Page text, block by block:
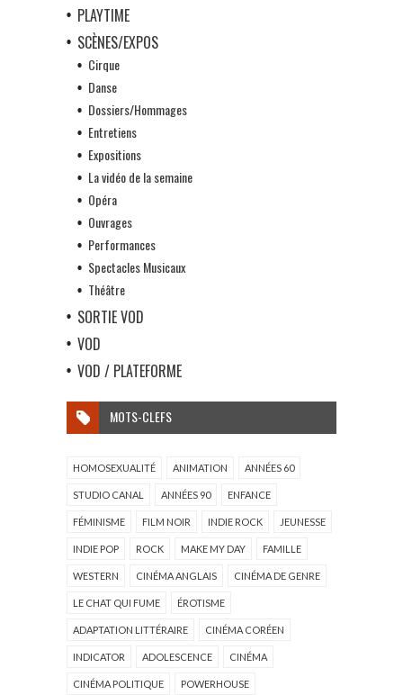
PLAYTIME
SCÈNES/EXPOS
Cirque
Danse
Dossiers/Hommages
Entretiens
Expositions
La vidéo de la semaine
Opéra
Ouvrages
Performances
Spectacles Musicaux
Théâtre
SORTIE VOD
VOD
VOD / PLATEFORME
MOTS-CLEFS
HOMOSEXUALITÉ ANIMATION ANNÉES 60
STUDIO CANAL ANNÉES 90 ENFANCE
FÉMINISME FILM NOIR INDIE ROCK JEUNESSE
INDIE POP ROCK MAKE MY DAY FAMILLE
WESTERN CINÉMA ANGLAIS CINÉMA DE GENRE
LE CHAT QUI FUME ÉROTISME
ADAPTATION LITTÉRAIRE CINÉMA CORÉEN
INDICATOR ADOLESCENCE CINÉMA
CINÉMA POLITIQUE POWERHOUSE